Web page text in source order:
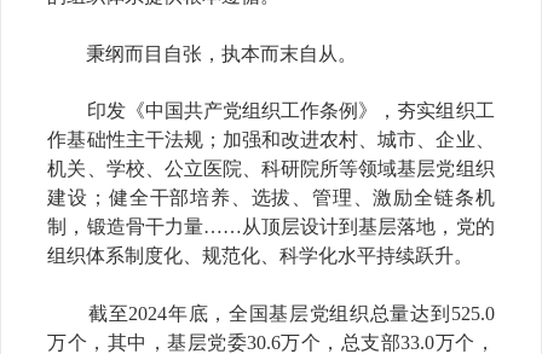
秉纲而目自张，执本而末自从。
印发《中国共产党组织工作条例》，夯实组织工
作基础性主干法规；加强和改进农村、城市、企业、
机关、学校、公立医院、科研院所等领域基层党组织
建设；健全干部培养、选拔、管理、激励全链条机
制，锻造骨干力量……从顶层设计到基层落地，党的
组织体系制度化、规范化、科学化水平持续跃升。
截至2024年底，全国基层党组织总量达到525.0
万个，其中，基层党委30.6万个，总支部33.0万个，